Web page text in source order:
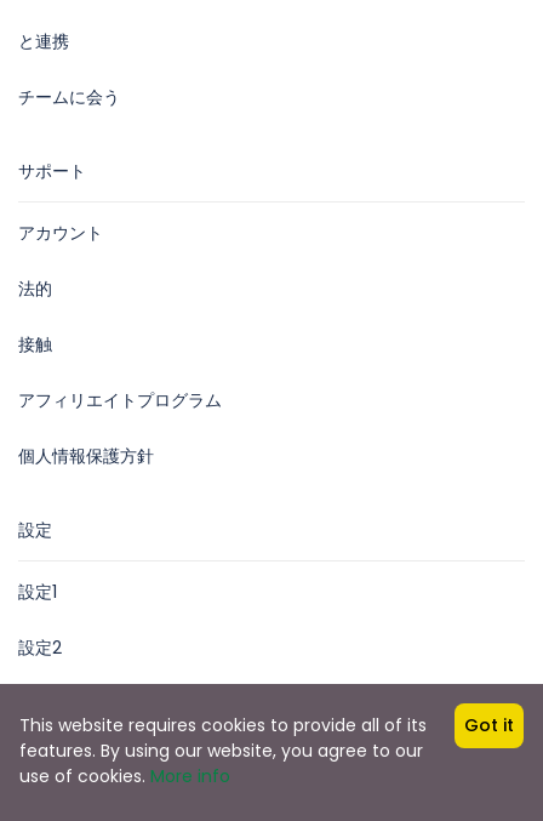
と連携
チームに会う
サポート
アカウント
法的
接触
アフィリエイトプログラム
個人情報保護方針
設定
設定1
設定2
Copyright © 2025 by James Kihara
This website requires cookies to provide all of its
features. By using our website, you agree to our
use of cookies. More info
Got it